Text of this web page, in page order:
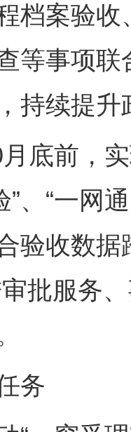
档案验
等事项
持续提
前，实
”、“一网
验收数
批服务
务